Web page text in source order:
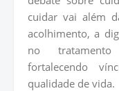
cuidar vai além
acolhimento, a
no
fortalecendo
qualidade de vida.